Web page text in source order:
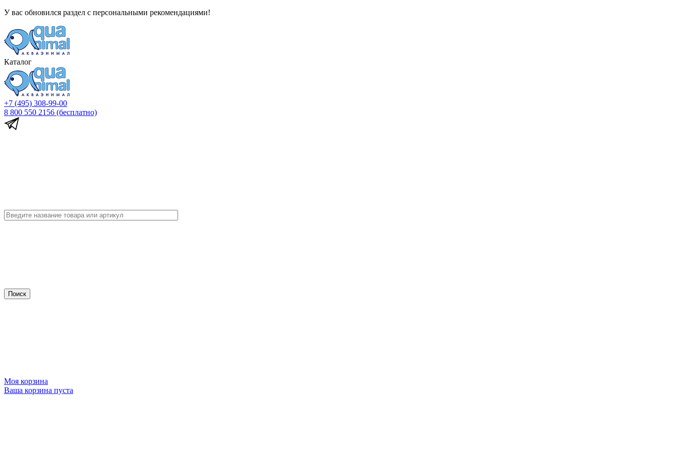
У вас обновился раздел с персональными рекомендациями!
Каталог
+7 (495) 308-99-00
8 800 550 2156 (бесплатно)
Моя корзина
Ваша корзина пуста